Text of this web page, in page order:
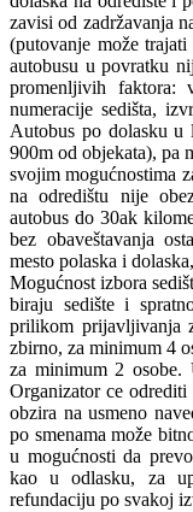
zavisi od zadržavanja
(putovanje može
autobusu u povratku
promenljivih faktora:
numeracije sedišta,
Autobus po dolasku u
900m od objekata), pa
svojim mogućnostima
na odredištu nije
autobus do 30ak
bez obaveštavanja
mesto polaska i
Mogućnost izbora
biraju sedište i
prilikom prijavljivanja
zbirno, za minimum 4
za minimum 2 osobe.
Organizator ce
obzira na usmeno
po smenama može
u mogućnosti da
kao u odlasku, za
refundaciju po svakoj